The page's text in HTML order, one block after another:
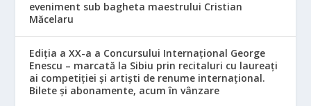
eveniment sub bagheta maestrului Cristian
Măcelaru
Ediția a XX-a a Concursului Internațional George
Enescu – marcată la Sibiu prin recitaluri cu laureați
ai competiției și artiști de renume internațional.
Bilete și abonamente, acum în vânzare